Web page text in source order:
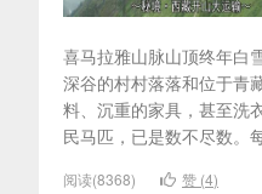
喜马拉雅山脉山顶终年白
深谷的村村落落和位于青
料、沉重的家具，甚至洗
民马匹，已是数不尽数。
阅读(8368) 赞 (4)